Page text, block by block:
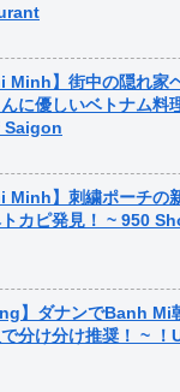
Minh】街中の隠れ家
に優しいベトナム料
Saigon
Minh】刺繍ポーチの
カピ発見！ ~ 950
】ダナンでBanh Mi
分け分け推奨！ ~